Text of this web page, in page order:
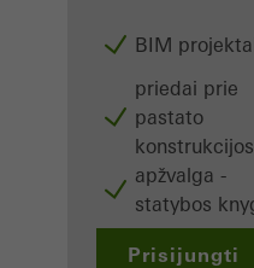
BIM
priedai prie
pastato
konstrukcijos
apžvalga -
statybos
Prisijungti